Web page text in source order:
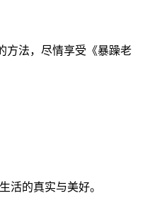
方法，尽情享受《暴躁老
活的真实与美好。